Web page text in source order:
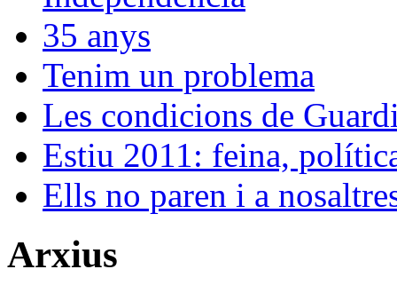
35 anys
Tenim un problema
Les condicions de
Estiu 2011: feina,
Ells no paren i a
Arxius